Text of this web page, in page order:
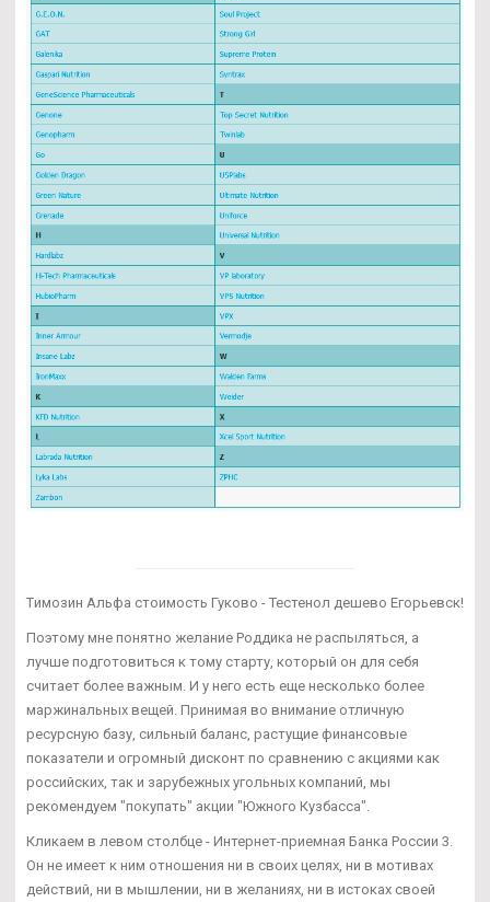
Tимозин Альфа стоимость Гуково - Тестенол дешево Егорьевск!
Поэтому мне понятно желание Роддика не распыляться, а
лучше подготовиться к тому старту, который он для себя
считает более важным. И у него есть еще несколько более
маржинальных вещей. Принимая во внимание отличную
ресурсную базу, сильный баланс, растущие финансовые
показатели и огромный дисконт по сравнению с акциями как
российских, так и зарубежных угольных компаний, мы
рекомендуем "покупать" акции "Южного Кузбасса".
Кликаем в левом столбце - Интернет-приемная Банка России 3.
Он не имеет к ним отношения ни в своих целях, ни в мотивах
действий, ни в мышлении, ни в желаниях, ни в истоках своей